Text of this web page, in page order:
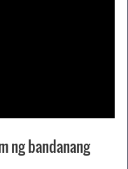
ng bandanang